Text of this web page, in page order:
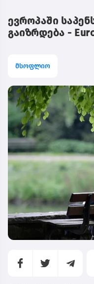
ევროპაში
გაიზრდება -
მსოფლიო